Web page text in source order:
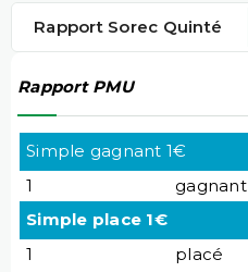
Rapport Sorec Quinté
Rapport PMU
Simple gagnant 1€
1
gagnant
Simple place 1€
1
placé